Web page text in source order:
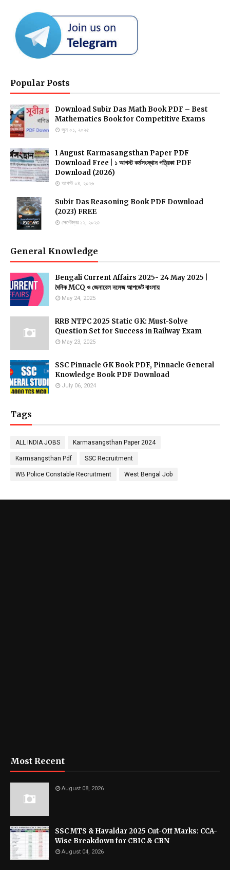
Popular Posts
Download Subir Das Math Book PDF – Best
Mathematics Book for Competitive Exams
জুন ০১, ২০২৫
1 August Karmasangsthan Paper PDF
Download Free | ১ আগস্ট কর্মসংস্থান পত্রিকা PDF
Download (2026)
আগস্ট ০৪, ২০২৬
Subir Das Reasoning Book PDF Download
(2023) FREE
সেপ্টেম্বর ১২, ২০২৩
General Knowledge
Bengali Current Affairs 2025- 24 May 2025 |
দৈনিক MCQ ও জেনারেল নলেজ আপডেট বাংলায়
May 24, 2025
RRB NTPC 2025 Static GK: Must-Solve
Question Set for Success in Railway Exam
May 23, 2025
SSC Pinnacle GK Book PDF, Pinnacle General
Knowledge Book PDF Download
July 06, 2024
Tags
ALL INDIA JOBS Karmasangsthan Paper 2024
Karmsangsthan Pdf SSC Recruitment
WB Police Constable Recruitment West Bengal Job
Most Recent
August 08, 2026
SSC MTS & Havaldar 2025 Cut-Off Marks: CCA-
Wise Breakdown for CBIC & CBN
August 04, 2026